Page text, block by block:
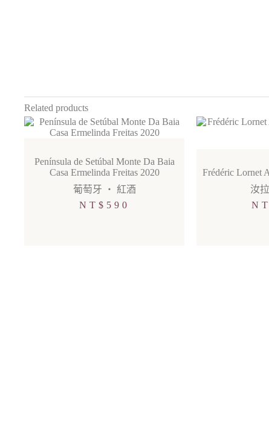
Related products
Península de Setúbal Monte Da Baia
Casa Ermelinda Freitas 2020
葡萄牙 ・ 紅酒
NT$ 590
Frédéric Lornet
汝拉